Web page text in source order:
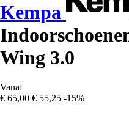
Kempa
Wing 3.0
Vanaf
€ 65,00 € 55,25 -15%